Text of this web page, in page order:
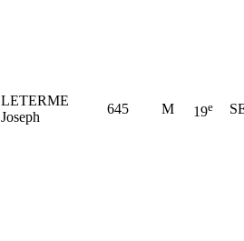
LETERME
Joseph
645 M 19e